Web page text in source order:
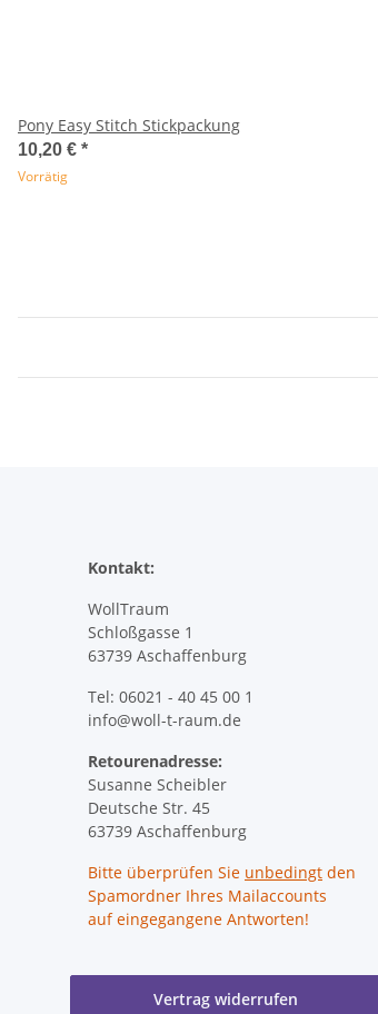
Pony Easy Stitch Stickpackung
10,20 € *
Vorrätig
Kontakt:
WollTraum
Schloßgasse 1
63739 Aschaffenburg
Tel: 06021 - 40 45 00 1
info@woll-t-raum.de
Retourenadresse:
Susanne Scheibler
Deutsche Str. 45
63739 Aschaffenburg
Bitte überprüfen Sie unbedingt den
Spamordner Ihres Mailaccounts
auf eingegangene Antworten!
Vertrag widerrufen